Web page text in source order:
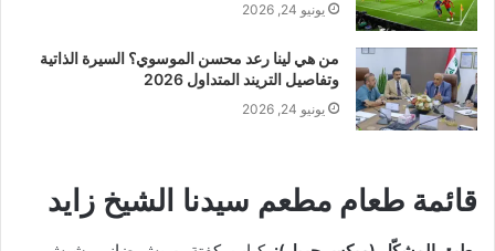
يونيو 24, 2026
من هي لينا رعد محسن الموسوي؟ السيرة الذاتية
وتفاصيل التريند المتداول 2026
يونيو 24, 2026
قائمة طعام مطعم سيدنا الشيخ زايد